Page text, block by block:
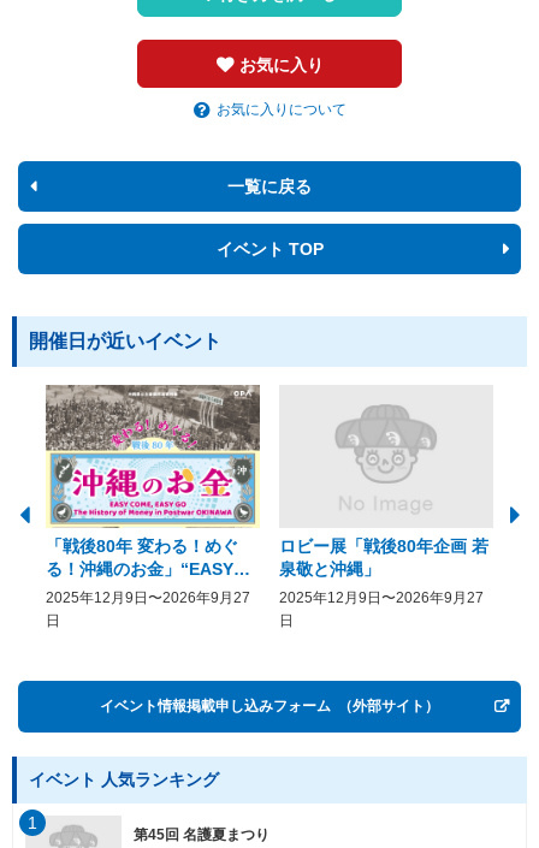
お気に入り
お気に入りについて
一覧に戻る
イベント TOP
開催日が近いイベント
「戦後80年 変わる！めぐ
る！沖縄のお金」“EASY
COME, EASY GO － The
History of Money in
2025年12月9日〜2026年9月27
日
ロビー展「戦後80年企画 若
泉敬と沖縄」
2025年12月9日〜2026年9月27
日
イベント情報掲載申し込みフォーム （外部サイト）
イベント 人気ランキング
第45回 名護夏まつり
1